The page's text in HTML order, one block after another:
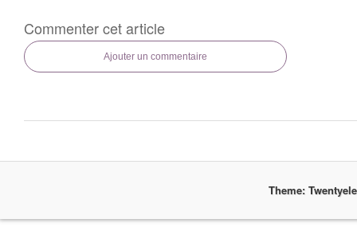
Commenter cet article
Ajouter un commentaire
Theme: